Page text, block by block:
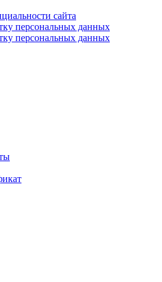
сайта
персональных данных
персональных данных